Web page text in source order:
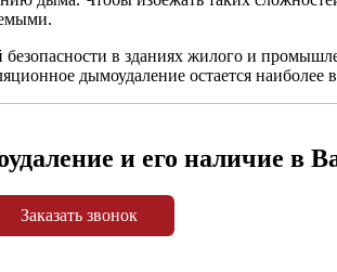
в зданиях жилого и
дымоудаление остается наиболее
и его наличие в
Заказать звонок